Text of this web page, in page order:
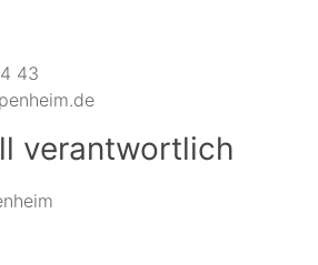
43
verantwortlich